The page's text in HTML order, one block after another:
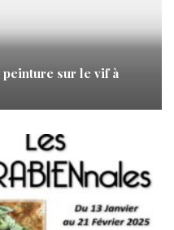
sur le vif à